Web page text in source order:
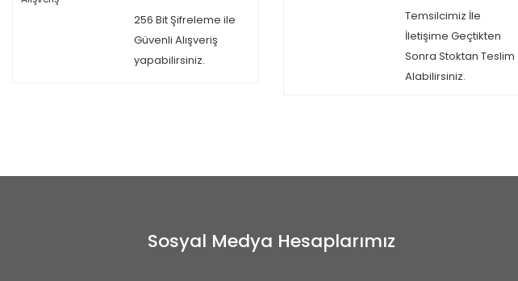
256 Bit Şifreleme ile
Güvenli Alışveriş
yapabilirsiniz.
Temsilcimiz İle
İletişime Geçtikten
Sonra Stoktan Teslim
Alabilirsiniz.
Sosyal Medya Hesaplarımız